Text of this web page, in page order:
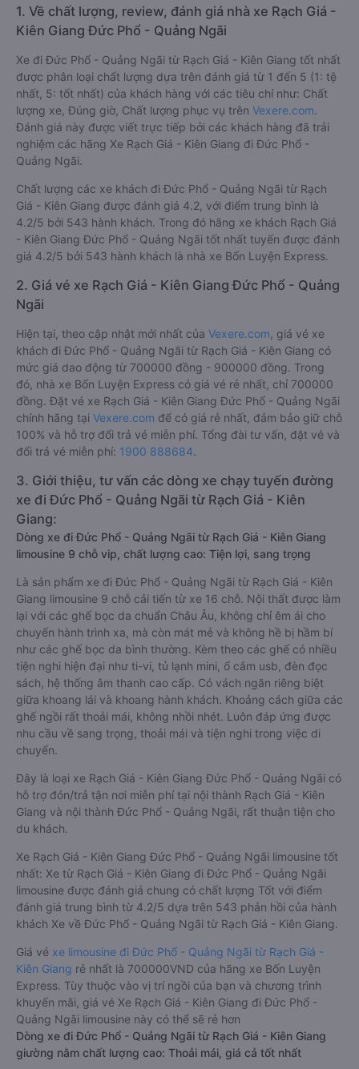
1. Về chất lượng, review, đánh giá nhà xe Rạch Giá -
Kiên Giang Đức Phổ - Quảng Ngãi
Xe đi Đức Phổ - Quảng Ngãi từ Rạch Giá - Kiên Giang tốt nhất
được phân loại chất lượng dựa trên đánh giá từ 1 đến 5 (1: tệ
nhất, 5: tốt nhất) của khách hàng với các tiêu chí như: Chất
lượng xe, Đúng giờ, Chất lượng phục vụ trên Vexere.com.
Đánh giá này được viết trực tiếp bởi các khách hàng đã trải
nghiệm các hãng Xe Rạch Giá - Kiên Giang đi Đức Phổ -
Quảng Ngãi.
Chất lượng các xe khách đi Đức Phổ - Quảng Ngãi từ Rạch
Giá - Kiên Giang được đánh giá 4.2, với điểm trung bình là
4.2/5 bởi 543 hành khách. Trong đó hãng xe khách Rạch Giá
- Kiên Giang Đức Phổ - Quảng Ngãi tốt nhất tuyến được đánh
giá 4.2/5 bởi 543 hành khách là nhà xe Bốn Luyện Express.
2. Giá vé xe Rạch Giá - Kiên Giang Đức Phổ - Quảng
Ngãi
Hiện tại, theo cập nhật mới nhất của Vexere.com , giá vé xe
khách đi Đức Phổ - Quảng Ngãi từ Rạch Giá - Kiên Giang có
mức giá dao động từ 700000 đồng - 900000 đồng. Trong
đó, nhà xe Bốn Luyện Express có giá vé rẻ nhất, chỉ 700000
đồng. Đặt vé xe Rạch Giá - Kiên Giang Đức Phổ - Quảng Ngãi
chính hãng tại Vexere.com để có giá rẻ nhất, đảm bảo giữ chỗ
100% và hỗ trợ đổi trả vé miễn phí. Tổng đài tư vấn, đặt vé và
đổi trả vé miễn phí: 1900 888684.
3. Giới thiệu, tư vấn các dòng xe chạy tuyến đường
xe đi Đức Phổ - Quảng Ngãi từ Rạch Giá - Kiên
Giang:
Dòng xe đi Đức Phổ - Quảng Ngãi từ Rạch Giá - Kiên Giang
limousine 9 chỗ vip, chất lượng cao: Tiện lợi, sang trọng
Là sản phẩm xe đi Đức Phổ - Quảng Ngãi từ Rạch Giá - Kiên
Giang limousine 9 chỗ cải tiến từ xe 16 chỗ. Nội thất được làm
lại với các ghế bọc da chuẩn Châu Âu, không chỉ êm ái cho
chuyến hành trình xa, mà còn mát mẻ và không hề bị hầm bí
như các ghế bọc da bình thường. Kèm theo các ghế có nhiều
tiện nghi hiện đại như ti-vi, tủ lạnh mini, ổ cắm usb, đèn đọc
sách, hệ thống âm thanh cao cấp. Có vách ngăn riêng biệt
giữa khoang lái và khoang hành khách. Khoảng cách giữa các
ghế ngồi rất thoải mái, không nhồi nhét. Luôn đáp ứng được
nhu cầu về sang trọng, thoải mái và tiện nghi trong việc di
chuyển.
Đây là loại xe Rạch Giá - Kiên Giang Đức Phổ - Quảng Ngãi có
hỗ trợ đón/trả tận nơi miễn phí tại nội thành Rạch Giá - Kiên
Giang và nội thành Đức Phổ - Quảng Ngãi, rất thuận tiện cho
du khách.
Xe Rạch Giá - Kiên Giang Đức Phổ - Quảng Ngãi limousine tốt
nhất: Xe từ Rạch Giá - Kiên Giang đi Đức Phổ - Quảng Ngãi
limousine được đánh giá chung có chất lượng Tốt với điểm
đánh giá trung bình từ 4.2/5 dựa trên 543 phản hồi của hành
khách Xe về Đức Phổ - Quảng Ngãi từ Rạch Giá - Kiên Giang.
Giá vé xe limousine đi Đức Phổ - Quảng Ngãi từ Rạch Giá -
Kiên Giang rẻ nhất là 700000VND của hãng xe Bốn Luyện
Express. Tùy thuộc vào vị trí ngồi của bạn và chương trình
khuyến mãi, giá vé Xe Rạch Giá - Kiên Giang đi Đức Phổ -
Quảng Ngãi limousine này có thể sẽ rẻ hơn
Dòng xe đi Đức Phổ - Quảng Ngãi từ Rạch Giá - Kiên Giang
giường nằm chất lượng cao: Thoải mái, giá cả tốt nhất